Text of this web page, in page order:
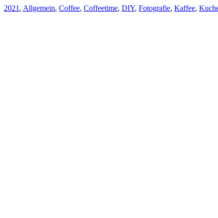
2021 , Allgemein, Coffee, Coffeetime, DIY, Fotografie, Kaffee,